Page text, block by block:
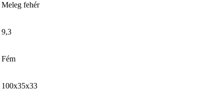
Meleg fehér
9,3
Fém
100x35x33